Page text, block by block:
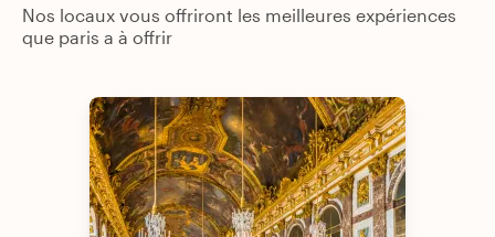
Nos locaux vous offriront les meilleures expériences
que paris a à offrir